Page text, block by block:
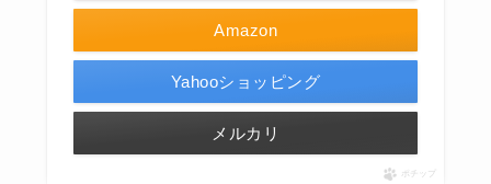
Amazon
Yahooショッピング
メルカリ
ポチップ